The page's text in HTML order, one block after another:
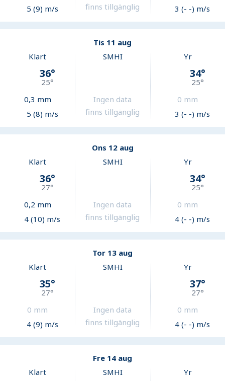
5 (9) m/s
finns tillgänglig
3 (- -) m/s
Tis 11 aug
Klart
36°
25°
0,3 mm
5 (8) m/s
SMHI
Ingen data
finns tillgänglig
Yr
34°
25°
0 mm
3 (- -) m/s
Ons 12 aug
Klart
36°
27°
0,2 mm
4 (10) m/s
SMHI
Ingen data
finns tillgänglig
Yr
34°
25°
0 mm
4 (- -) m/s
Tor 13 aug
Klart
35°
27°
0 mm
4 (9) m/s
SMHI
Ingen data
finns tillgänglig
Yr
37°
27°
0 mm
4 (- -) m/s
Fre 14 aug
Klart
SMHI Yr